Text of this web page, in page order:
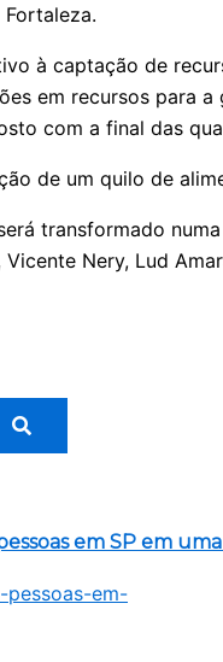
à captação de
em recursos para
com a final das
de um quilo de
transformado
Nery, Lud
em SP em